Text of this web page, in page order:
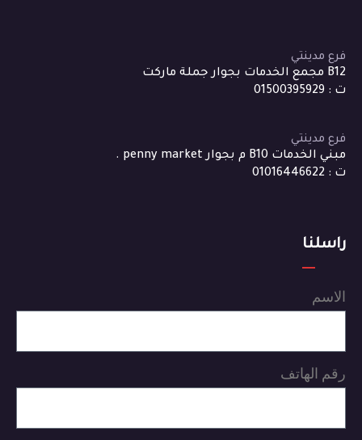
فرع مدينتي
B12 مجمع الخدمات بجوار جملة ماركت
ت : 01500395929
فرع مدينتي
مبني الخدمات B10 م بجوار penny market .
ت : 01016446622
راسلنا
الاسم
رقم الهاتف